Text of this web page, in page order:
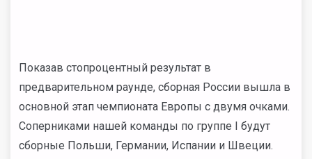
Показав стопроцентный результат в
предварительном раунде, сборная России вышла в
основной этап чемпионата Европы с двумя очками.
Соперниками нашей команды по группе I будут
сборные Польши, Германии, Испании и Швеции.